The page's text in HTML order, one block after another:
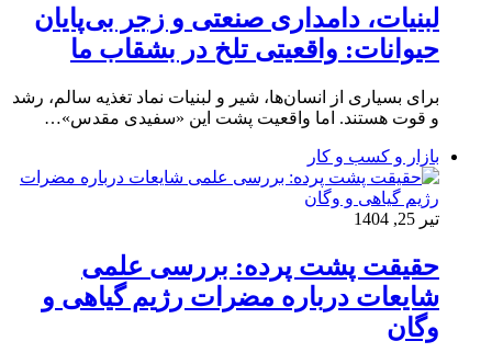
لبنیات، دامداری صنعتی و زجر بی‌پایان
حیوانات: واقعیتی تلخ در بشقاب ما
برای بسیاری از انسان‌ها، شیر و لبنیات نماد تغذیه سالم، رشد
و قوت هستند. اما واقعیت پشت این «سفیدی مقدس»…
بازار و کسب و کار
تیر 25, 1404
حقیقت پشت پرده: بررسی علمی
شایعات درباره مضرات رژیم گیاهی و
وگان